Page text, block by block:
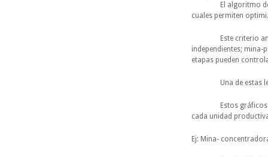
El algoritmo de
cuales permiten
Este criterio
independientes; mina-
etapas pueden
Una de estas leyes
Estos gráficos
cada unidad
Ej: Mina-